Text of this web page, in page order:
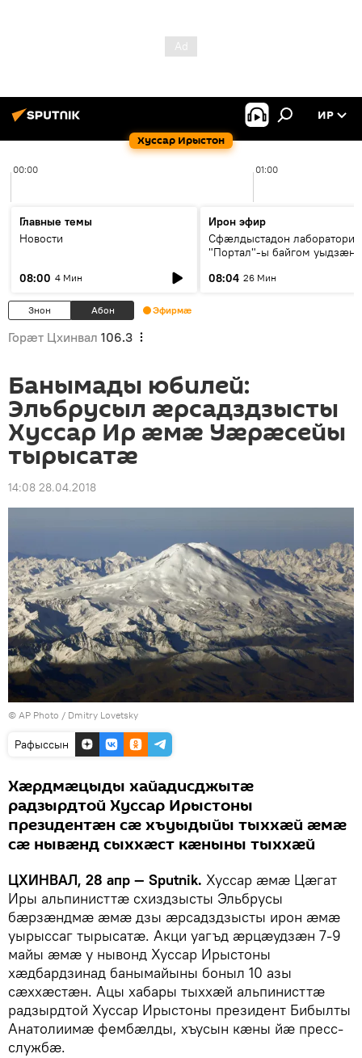
Хуссар Ирыстон
ИР
00:00 01:00
Главные темы
Новости
08:00 4 Мин
Ирон эфир
Сфæлдыстадон лаборатори
"Портал"-ы байгом уыдзæн
Æхсары куыстыты равдыст
08:04 26 Мин
Знон Абон Эфирмæ
Горӕт Цхинвал 106.3
Банымады юбилей:
Эльбрусыл ӕрсадздзысты
Хуссар Ир ӕмӕ Уӕрӕсейы
тырысатӕ
14:08 28.04.2018
© AP Photo / Dmitry Lovetsky
Рафыссын
Хӕрдмӕцыды хайадисджытӕ
радзырдтой Хуссар Ирыстоны
президентӕн сӕ хъуыдыйы тыххӕй ӕмӕ
сӕ нывӕнд сыххӕст кӕныны тыххӕй
ЦХИНВАЛ, 28 апр — Sputnik. Хуссар ӕмӕ Цӕгат
Иры альпинисттӕ схиздзысты Эльбрусы
бӕрзӕндмӕ ӕмӕ дзы ӕрсадздзысты ирон ӕмӕ
уырыссаг тырысатӕ. Акци уагъд ӕрцӕудзӕн 7-9
майы ӕмӕ у нывонд Хуссар Ирыстоны
хӕдбардзинад банымайыны боныл 10 азы
сӕххӕстӕн. Ацы хабары тыххӕй альпинисттӕ
радзырдтой Хуссар Ирыстоны президент Бибылты
Анатолиимӕ фембӕлды, хъусын кӕны йӕ пресс-
службӕ.